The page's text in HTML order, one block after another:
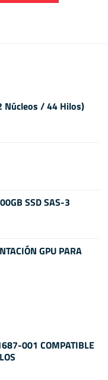
Núcleos / 44 Hilos)
SSD SAS-3
GPU PARA
001 COMPATIBLE